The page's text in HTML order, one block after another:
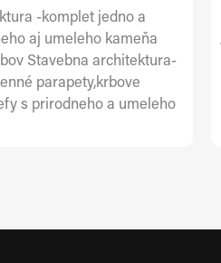
-komplet jedno a
aj umeleho kameňa
Stavebna architektura-
parapety,krbove
s prirodneho a umeleho